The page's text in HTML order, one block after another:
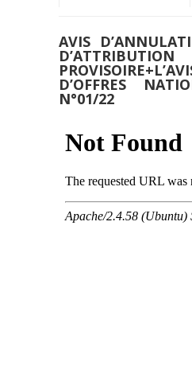
Appel d'offres 3
Appel d'offres 4
AVIS
D’ATTRIBUTION
D’OFFRES
N°01/22